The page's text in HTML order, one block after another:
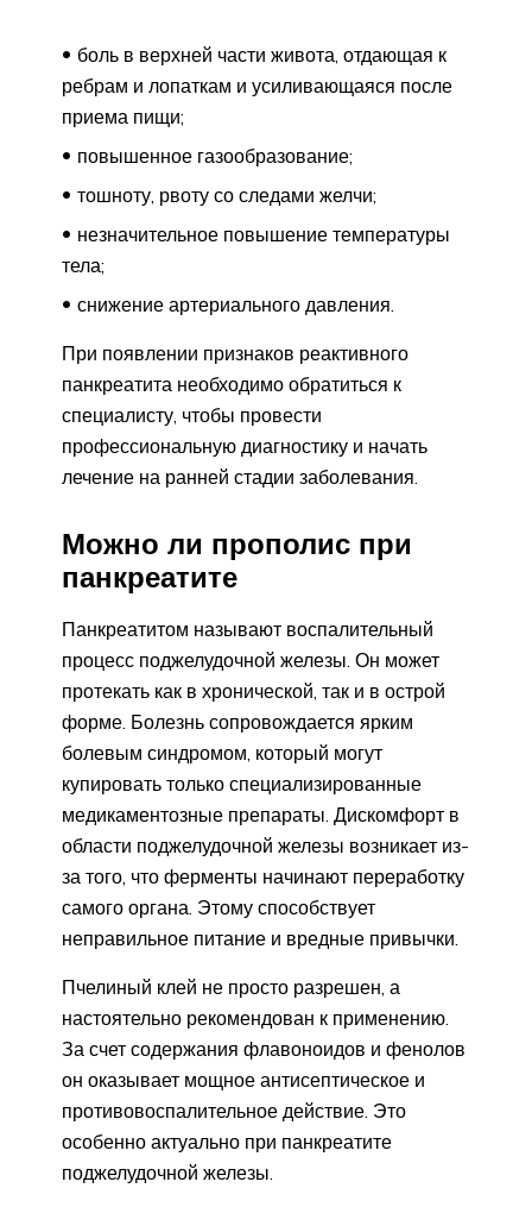
боль в верхней части живота, отдающая к
ребрам и лопаткам и усиливающаяся после
приема пищи;
повышенное газообразование;
тошноту, рвоту со следами желчи;
незначительное повышение температуры
тела;
снижение артериального давления.
При появлении признаков реактивного
панкреатита необходимо обратиться к
специалисту, чтобы провести
профессиональную диагностику и начать
лечение на ранней стадии заболевания.
Можно ли прополис при
панкреатите
Панкреатитом называют воспалительный
процесс поджелудочной железы. Он может
протекать как в хронической, так и в острой
форме. Болезнь сопровождается ярким
болевым синдромом, который могут
купировать только специализированные
медикаментозные препараты. Дискомфорт в
области поджелудочной железы возникает из-
за того, что ферменты начинают переработку
самого органа. Этому способствует
неправильное питание и вредные привычки.
Пчелиный клей не просто разрешен, а
настоятельно рекомендован к применению.
За счет содержания флавоноидов и фенолов
он оказывает мощное антисептическое и
противовоспалительное действие. Это
особенно актуально при панкреатите
поджелудочной железы.